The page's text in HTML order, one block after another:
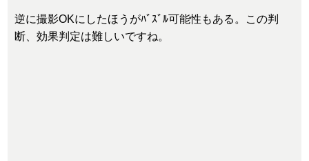
逆に撮影OKにしたほうがﾊﾞｽﾞﾙ可能性もある。この判
断、効果判定は難しいですね。